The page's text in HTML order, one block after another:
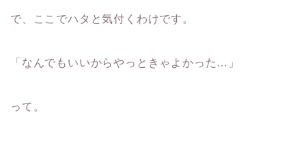
で、ここでハタと気付くわけです。
「なんでもいいからやっときゃよかった…」
って。